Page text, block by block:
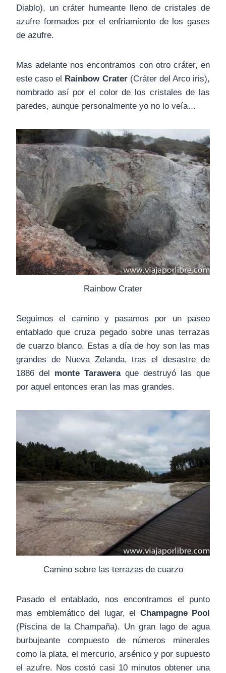
Diablo), un cráter humeante lleno de cristales de
azufre formados por el enfriamiento de los gases
de azufre.
Mas adelante nos encontramos con otro cráter, en
este caso el Rainbow Crater(Cráter del Arco iris),
nombrado así por el color de los cristales de las
paredes, aunque personalmente yo no lo veía…
Rainbow Crater
Seguimos el camino y pasamos por un paseo
entablado que cruza pegado sobre unas terrazas
de cuarzo blanco. Estas a día de hoy son las mas
grandes de Nueva Zelanda, tras el desastre de
1886 del monte Taraweraque destruyó las que
por aquel entonces eran las mas grandes.
Camino sobre las terrazas de cuarzo
Pasado el entablado, nos encontramos el punto
mas emblemático del lugar, el Champagne Pool
(Piscina de la Champaña). Un gran lago de agua
burbujeante compuesto de números minerales
como la plata, el mercurio, arsénico y por supuesto
el azufre. Nos costó casi 10 minutos obtener una